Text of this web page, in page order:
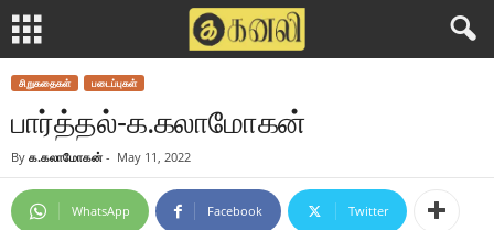
சிறுகதைகள் படைப்புகள்
பார்த்தல்-க.கலாமோகன்
By க.கலாமோகன் - May 11, 2022
WhatsApp Facebook Twitter